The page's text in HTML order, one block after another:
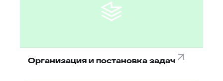
Организация и постановка задач